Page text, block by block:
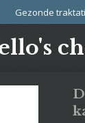
Gezonde